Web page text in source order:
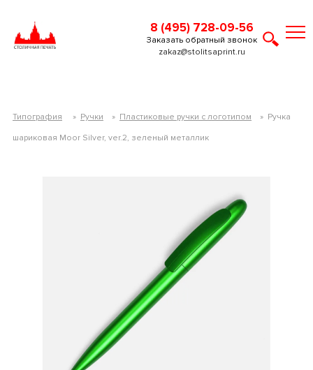
8 (495) 728-09-56
zakaz@stolitsaprint.ru
Заказать обратный звонок
Типография » Ручки » Пластиковые ручки с логотипом » Ручка
шариковая Moor Silver, ver.2, зеленый металлик